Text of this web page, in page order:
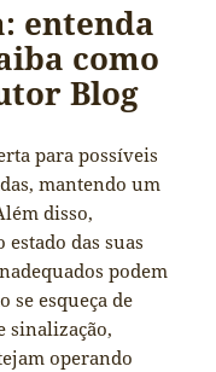
entenda
como
Blog
para possíveis
mantendo um
disso,
das suas
podem
se esqueça de
sinalização,
operando